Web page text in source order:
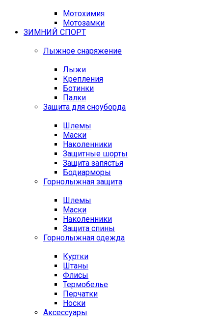
Мотохимия
Мотозамки
ЗИМНИЙ СПОРТ
Лыжное снаряжение
Лыжи
Крепления
Ботинки
Палки
Защита для сноуборда
Шлемы
Маски
Наколенники
Защитные шорты
Защита запястья
Бодиарморы
Горнолыжная защита
Шлемы
Маски
Наколенники
Защита спины
Горнолыжная одежда
Куртки
Штаны
Флисы
Термобелье
Перчатки
Носки
Аксессуары